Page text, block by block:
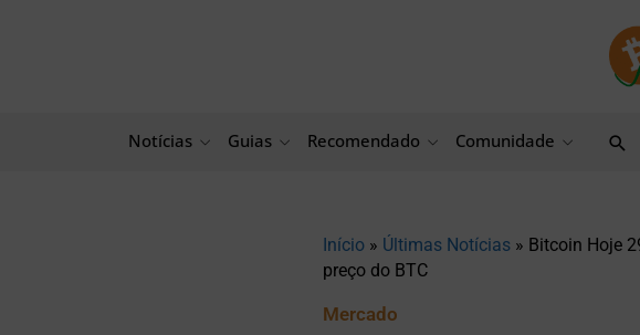
Notícias Guias Recomendado Comunidade
Início » Últimas Notícias » Bitcoin Hoje
preço do BTC
Mercado